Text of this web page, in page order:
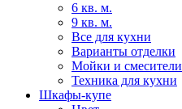
6 кв. м.
9 кв. м.
Все для кухни
Варианты отделки
Мойки и смесители
Техника для кухни
Шкафы-купе